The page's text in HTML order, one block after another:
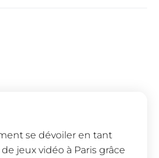
se dévoiler en tant
jeux vidéo à Paris grâce